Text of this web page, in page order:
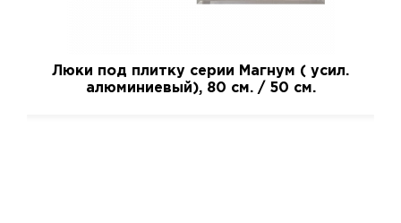
Люки под плитку серии Магнум ( усил.
алюминиевый), 80 см. / 50 см.